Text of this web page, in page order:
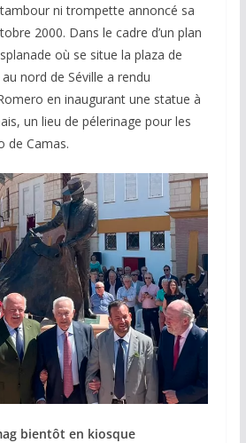
ni trompette annoncé sa
2000. Dans le cadre d’un plan
où se situe la plaza de
nord de Séville a rendu
en inaugurant une statue à
un lieu de pélerinage pour les
de Camas.
bientôt en kiosque